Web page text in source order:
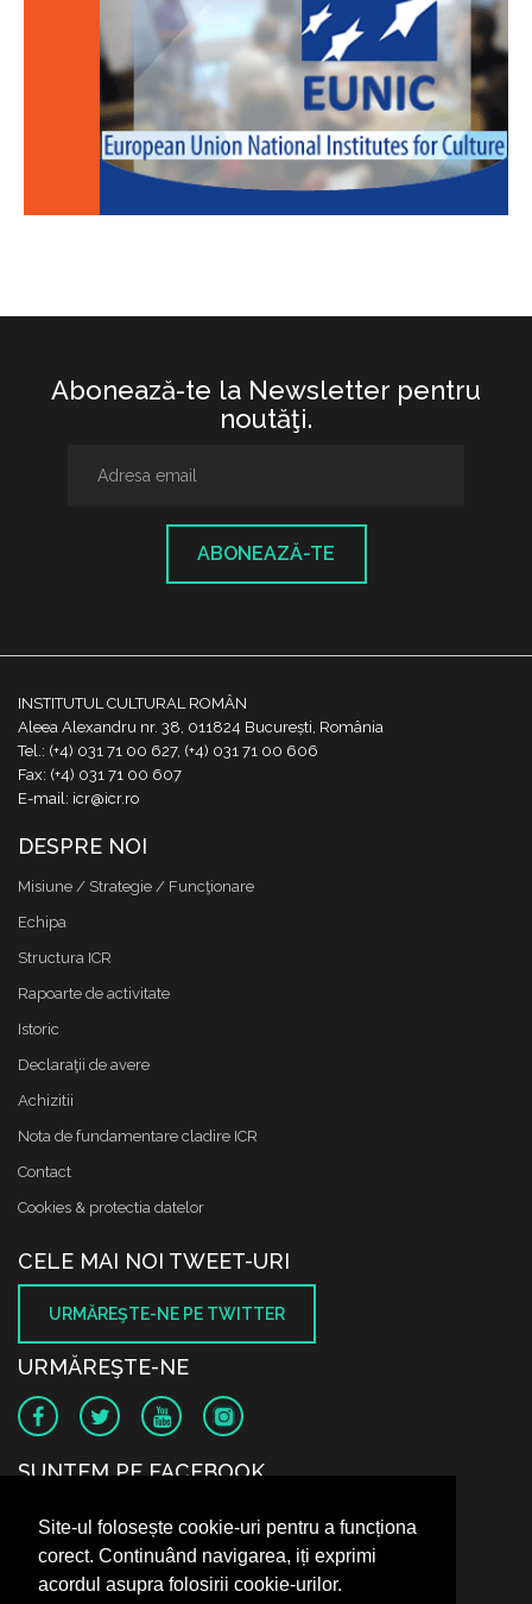
Site-ul folosește cookie-uri pentru a funcționa
corect. Continuând navigarea, iți exprimi
acordul asupra folosirii cookie-urilor.
Abonează-te la Newsletter pentru
noutăţi.
ABONEAZĂ-TE
INSTITUTUL CULTURAL ROMÂN
Aleea Alexandru nr. 38, 011824 București, România
Tel.: (+4) 031 71 00 627, (+4) 031 71 00 606
Fax: (+4) 031 71 00 607
E-mail: icr@icr.ro
DESPRE NOI
Misiune / Strategie / Funcţionare
Echipa
Structura ICR
Rapoarte de activitate
Istoric
Declaraţii de avere
Achizitii
Nota de fundamentare cladire ICR
Contact
Cookies & protectia datelor
CELE MAI NOI TWEET-URI
URMĂREŞTE-NE PE TWITTER
URMĂREŞTE-NE
SUNTEM PE FACEBOOK